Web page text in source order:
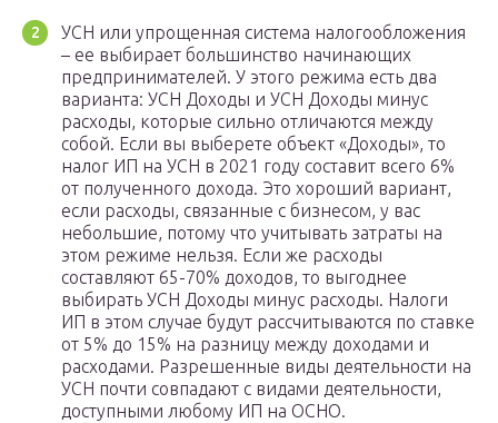
УСН или упрощенная система налогообложения
– ее выбирает большинство начинающих
предпринимателей. У этого режима есть два
варианта: УСН Доходы и УСН Доходы минус
расходы, которые сильно отличаются между
собой. Если вы выберете объект «Доходы», то
налог ИП на УСН в 2021 году составит всего 6%
от полученного дохода. Это хороший вариант,
если расходы, связанные с бизнесом, у вас
небольшие, потому что учитывать затраты на
этом режиме нельзя. Если же расходы
составляют 65-70% доходов, то выгоднее
выбирать УСН Доходы минус расходы. Налоги
ИП в этом случае будут рассчитываются по ставке
от 5% до 15% на разницу между доходами и
расходами. Разрешенные виды деятельности на
УСН почти совпадают с видами деятельности,
доступными любому ИП на ОСНО.